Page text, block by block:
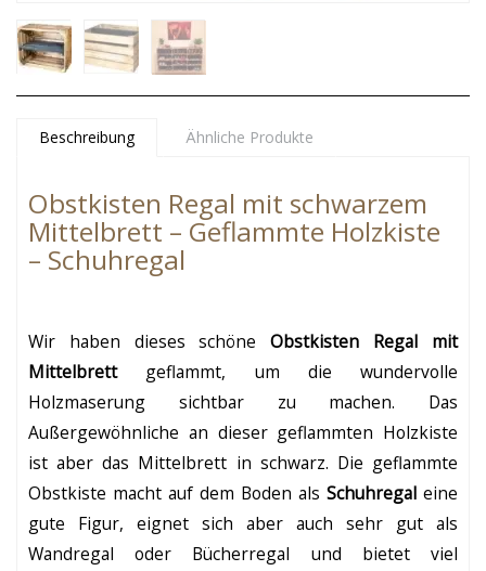
Beschreibung Ähnliche Produkte
Obstkisten Regal mit schwarzem
Mittelbrett – Geflammte Holzkiste
– Schuhregal
Wir haben dieses schöneObstkisten Regal mit
Mittelbrettgeflammt, um die wundervolle
Holzmaserung sichtbar zu machen. Das
Außergewöhnliche an dieser geflammten Holzkiste
ist aber das Mittelbrett in schwarz. Die geflammte
Obstkiste macht auf dem Boden als Schuhregal eine
gute Figur, eignet sich aber auch sehr gut als
Wandregal oder Bücherregal und bietet viel